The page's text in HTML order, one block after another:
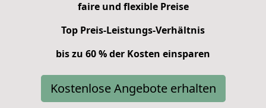
faire und flexible Preise
Top Preis-Leistungs-Verhältnis
bis zu 60 % der Kosten einsparen
Kostenlose Angebote erhalten